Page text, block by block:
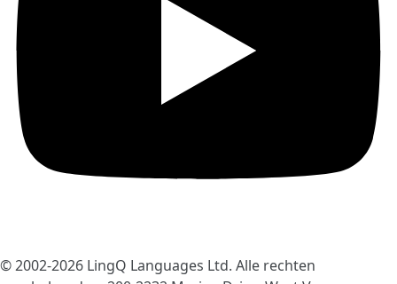
© 2002-2026 LingQ Languages Ltd. Alle rechten